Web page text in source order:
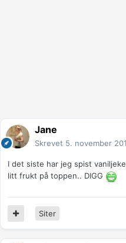
Jane
Skrevet 5. november
I det siste har jeg spist
litt frukt på toppen.. DIGG
Siter